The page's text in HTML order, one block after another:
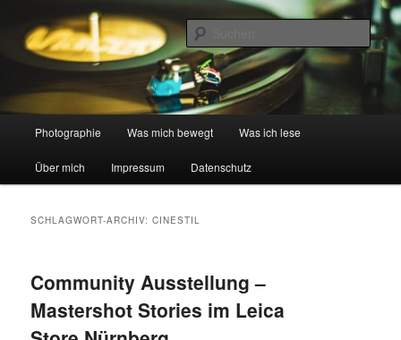
primären
Inhalt
sekundären
Inhalt
Wilfried spricht Foto …
digital und analog
Photographie Was mich bewegt Was ich lese
Über mich Impressum Datenschutz
SCHLAGWORT-ARCHIV:CINESTIL
Community Ausstellung –
Mastershot Stories im Leica